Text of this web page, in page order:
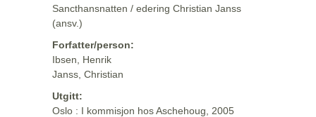
Sancthansnatten / edering Christian Janss
(ansv.)
Forfatter/person:
Ibsen, Henrik
Janss, Christian
Utgitt:
Oslo : I kommisjon hos Aschehoug, 2005